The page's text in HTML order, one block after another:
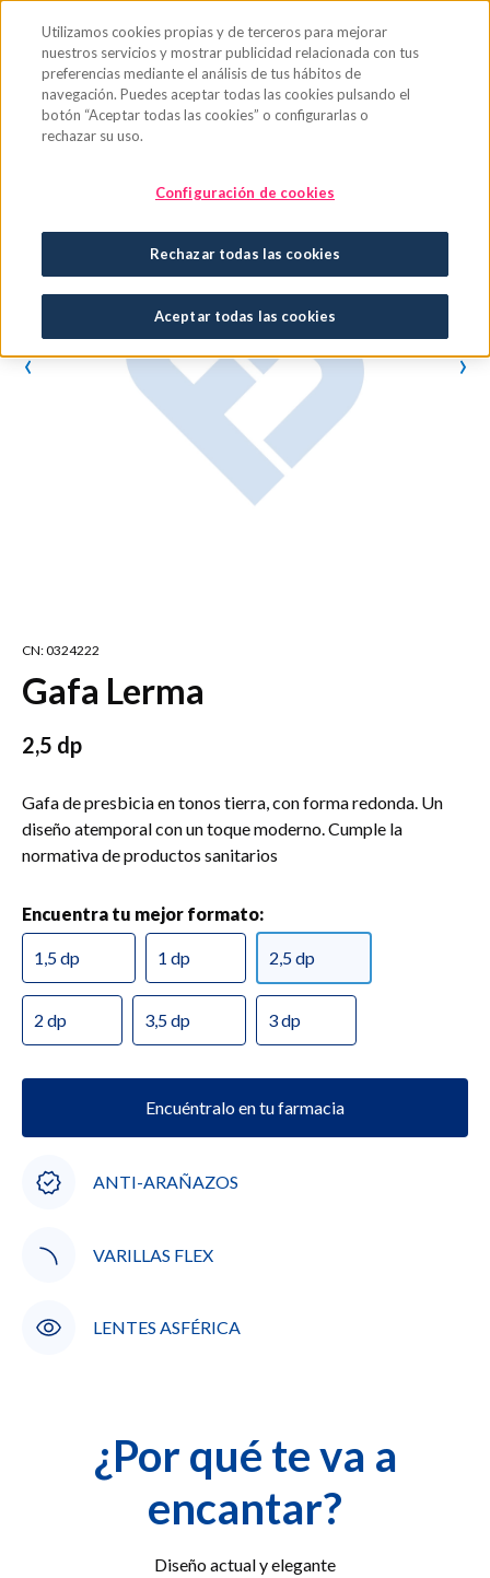
‹ ›
CN: 0324222
Gafa Lerma
2,5 dp
Gafa de presbicia en tonos tierra, con forma redonda. Un
diseño atemporal con un toque moderno. Cumple la
normativa de productos sanitarios
Encuentra tu mejor formato:
1,5 dp 1 dp 2,5 dp
2 dp 3,5 dp 3 dp
Encuéntralo en tu farmacia
ANTI-ARAÑAZOS
VARILLAS FLEX
LENTES ASFÉRICA
¿Por qué te va a
encantar?
Diseño actual y elegante
Utilizamos cookies propias y de terceros para mejorar
nuestros servicios y mostrar publicidad relacionada con tus
preferencias mediante el análisis de tus hábitos de
navegación. Puedes aceptar todas las cookies pulsando el
botón “Aceptar todas las cookies” o configurarlas o
rechazar su uso.
Configuración de cookies
Rechazar todas las cookies
Aceptar todas las cookies